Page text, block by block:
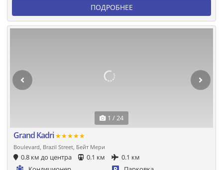
ПОДРОБНЕЕ
1 / 24
Grand Kadri★★★★★
Boulevard, Brazil Street, Бейт Мери
0.8 км до центра 0.1 км
0.1 км